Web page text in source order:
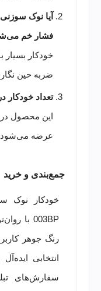
فشار خم
خودکار بسیار
ضربه حین
تعداد
عرضه
جمع‌بندی و خرید
انتخابی
سفارش‌های